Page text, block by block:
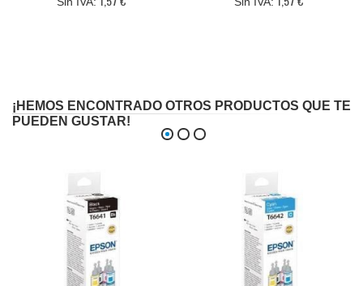
¡HEMOS ENCONTRADO OTROS PRODUCTOS QUE TE
PUEDEN GUSTAR!